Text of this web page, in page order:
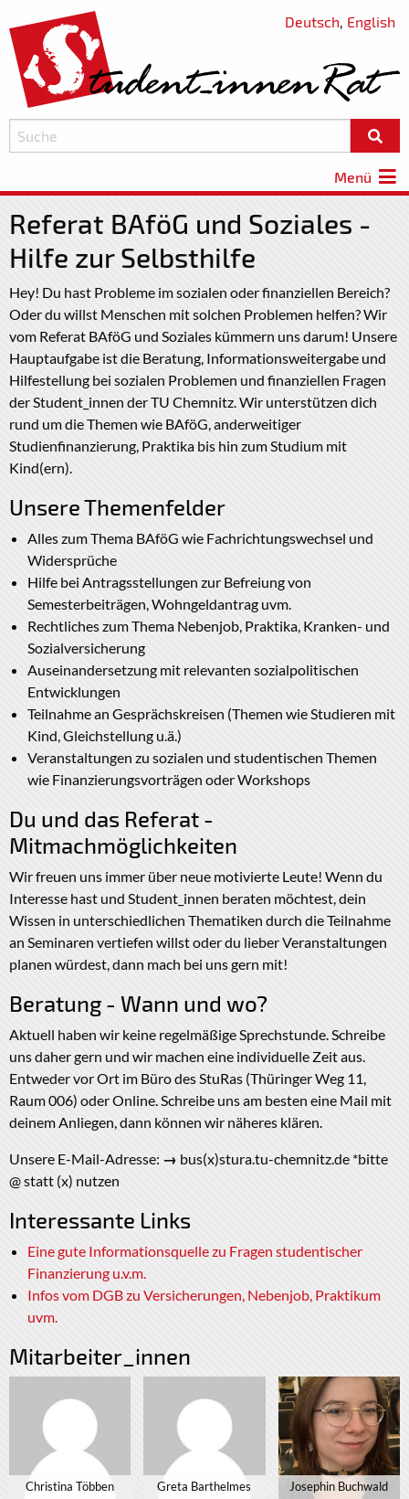
Deutsch, English
Menü
Referat BAföG und Soziales -
Hilfe zur Selbsthilfe
Hey! Du hast Probleme im sozialen oder finanziellen Bereich?
Oder du willst Menschen mit solchen Problemen helfen? Wir
vom Referat BAföG und Soziales kümmern uns darum! Unsere
Hauptaufgabe ist die Beratung, Informationsweitergabe und
Hilfestellung bei sozialen Problemen und finanziellen Fragen
der Student_innen der TU Chemnitz. Wir unterstützen dich
rund um die Themen wie BAföG, anderweitiger
Studienfinanzierung, Praktika bis hin zum Studium mit
Kind(ern).
Unsere Themenfelder
Alles zum Thema BAföG wie Fachrichtungswechsel und
Widersprüche
Hilfe bei Antragsstellungen zur Befreiung von
Semesterbeiträgen, Wohngeldantrag uvm.
Rechtliches zum Thema Nebenjob, Praktika, Kranken- und
Sozialversicherung
Auseinandersetzung mit relevanten sozialpolitischen
Entwicklungen
Teilnahme an Gesprächskreisen (Themen wie Studieren mit
Kind, Gleichstellung u.ä.)
Veranstaltungen zu sozialen und studentischen Themen
wie Finanzierungsvorträgen oder Workshops
Du und das Referat -
Mitmachmöglichkeiten
Wir freuen uns immer über neue motivierte Leute! Wenn du
Interesse hast und Student_innen beraten möchtest, dein
Wissen in unterschiedlichen Thematiken durch die Teilnahme
an Seminaren vertiefen willst oder du lieber Veranstaltungen
planen würdest, dann mach bei uns gern mit!
Beratung - Wann und wo?
Aktuell haben wir keine regelmäßige Sprechstunde. Schreibe
uns daher gern und wir machen eine individuelle Zeit aus.
Entweder vor Ort im Büro des StuRas (Thüringer Weg 11,
Raum 006) oder Online. Schreibe uns am besten eine Mail mit
deinem Anliegen, dann können wir näheres klären.
Unsere E-Mail-Adresse: → bus(x)stura.tu-chemnitz.de *bitte
@ statt (x) nutzen
Interessante Links
Eine gute Informationsquelle zu Fragen studentischer
Finanzierung u.v.m.
Infos vom DGB zu Versicherungen, Nebenjob, Praktikum
uvm.
Mitarbeiter_innen
Christina Többen Greta Barthelmes Josephin Buchwald